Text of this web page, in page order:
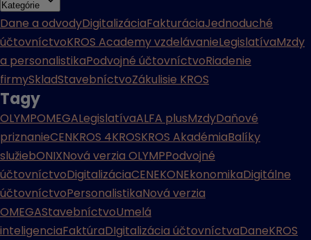
Kategórie
Dane a odvodyDigitalizáciaFakturáciaJednoduché
účtovníctvoKROS Academy vzdelávanieLegislatívaMzdy
a personalistikaPodvojné účtovníctvoRiadenie
firmySkladStavebníctvoZákulisie KROS
Tagy
OLYMPOMEGALegislatívaALFA plusMzdyDaňové
priznanieCENKROS 4KROSKROS AkadémiaBalíky
služiebONIXNová verzia OLYMPPodvojné
účtovníctvoDigitalizáciaCENEKONEkonomikaDigitálne
účtovníctvoPersonalistikaNová verzia
OMEGAStavebníctvoUmelá
inteligenciaFaktúraDIgitalizácia účtovníctvaDaneKROS